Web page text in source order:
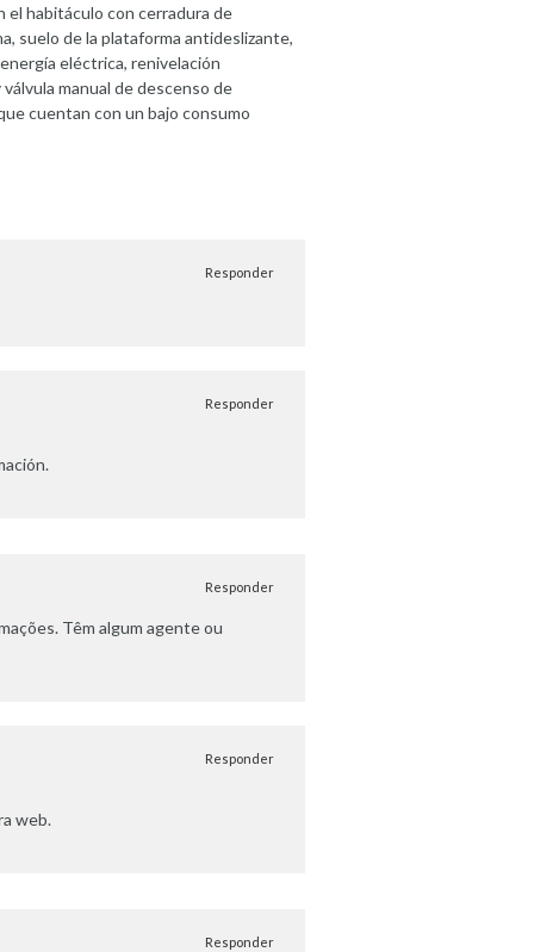
el habitáculo con cerradura de
suelo de la plataforma antideslizante,
eléctrica, renivelación
manual de descenso de
cuentan con un bajo consumo
Responder
Responder
Têm algum agente ou
Responder
web.
Responder
Responder